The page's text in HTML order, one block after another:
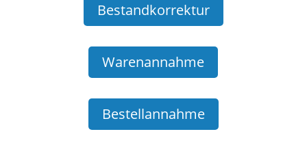
Bestandkorrektur
Warenannahme
Bestellannahme